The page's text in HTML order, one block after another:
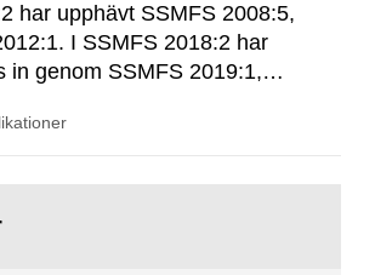
har upphävt SSMFS 2008:5,
I SSMFS 2018:2 har
in genom SSMFS 2019:1,